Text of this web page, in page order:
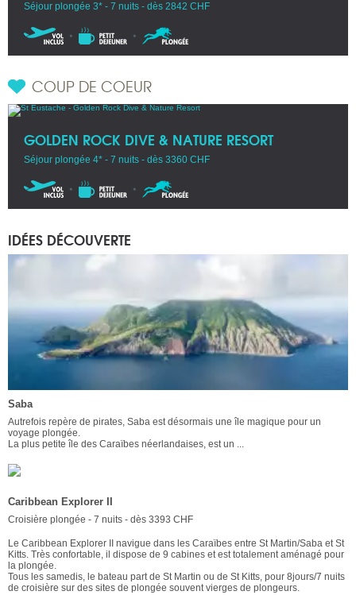
Séjour plongée 3* - 7 nuits - dès 2842 CHF
COUP DE COEUR
GOLDEN ROCK DIVE & NATURE RESORT
Séjour plongée 4* - 7 nuits - dès 3360 CHF
IDÉES DÉCOUVERTE
Saba
Autrefois repère de pirates, Saba est désormais une île magique pour un
voyage plongée.
La plus petite île des Caraïbes néerlandaises, est un ...
Caribbean Explorer II
Croisière plongée - 7 nuits - dès 3393 CHF
Le Caribbean Explorer II navigue dans les Caraïbes entre St Martin/Saba et St
Kitts. Très confortable, il dispose de 9 cabines et est totalement aménagé pour
la plongée.
Tous les samedis, le bateau part de St Martin ou de St Kitts, pour 8jours/7 nuits
de croisière sur des sites de plongée souvent vierges de plongeurs.